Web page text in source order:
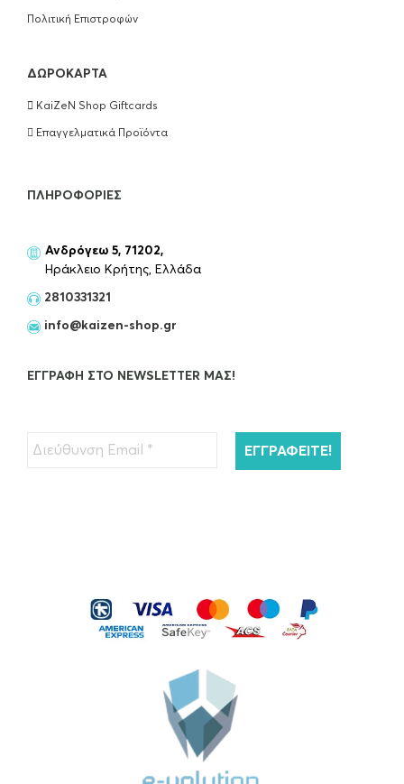
Πολιτική Επιστροφών
ΔΩΡΟΚΆΡΤΑ
KaiZeN Shop Giftcards
Επαγγελματικά Προϊόντα
ΠΛΗΡΟΦΟΡΊΕΣ
Ανδρόγεω 5, 71202,
Ηράκλειο Κρήτης, Ελλάδα
2810331321
info@kaizen-shop.gr
ΕΓΓΡΑΦΉ ΣΤΟ NEWSLETTER ΜΑΣ!